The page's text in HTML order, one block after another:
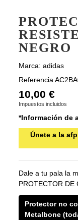
NEGRO
Marca: adidas
Referencia
10,00 €
Impuestos incluidos
*Información de
Únete a la
Dale a tu pala la
PROTECTOR DE
Protector no
Metalbone